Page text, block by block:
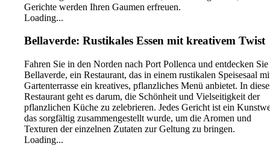
Gerichte werden Ihren Gaumen erfreuen.
Loading...
Bellaverde: Rustikales Essen mit kreativem Twist
Fahren Sie in den Norden nach Port Pollenca und entdecken Sie
Bellaverde, ein Restaurant, das in einem rustikalen Speisesaal
Gartenterrasse ein kreatives, pflanzliches Menü anbietet. In
Restaurant geht es darum, die Schönheit und Vielseitigkeit der
pflanzlichen Küche zu zelebrieren. Jedes Gericht ist ein
das sorgfältig zusammengestellt wurde, um die Aromen und
Texturen der einzelnen Zutaten zur Geltung zu bringen.
Loading...